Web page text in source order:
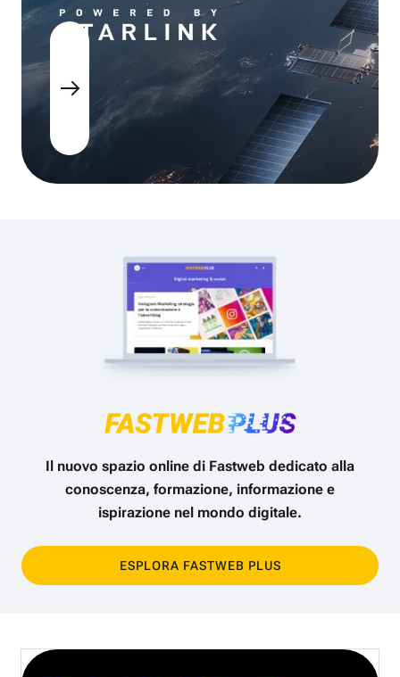
Il nuovo spazio online di Fastweb dedicato alla
conoscenza, formazione, informazione e
ispirazione nel mondo digitale.
ESPLORA FASTWEB PLUS